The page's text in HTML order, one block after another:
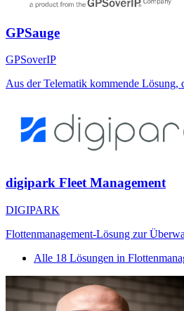
GPSauge
GPSoverIP
Aus der Telematik kommende Lösung,
digipark Fleet Management
DIGIPARK
Flottenmanagement-Lösung zur
Alle 18 Lösungen in